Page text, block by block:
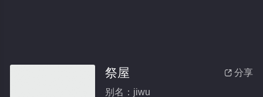
 分享
祭屋
别名：jiwu